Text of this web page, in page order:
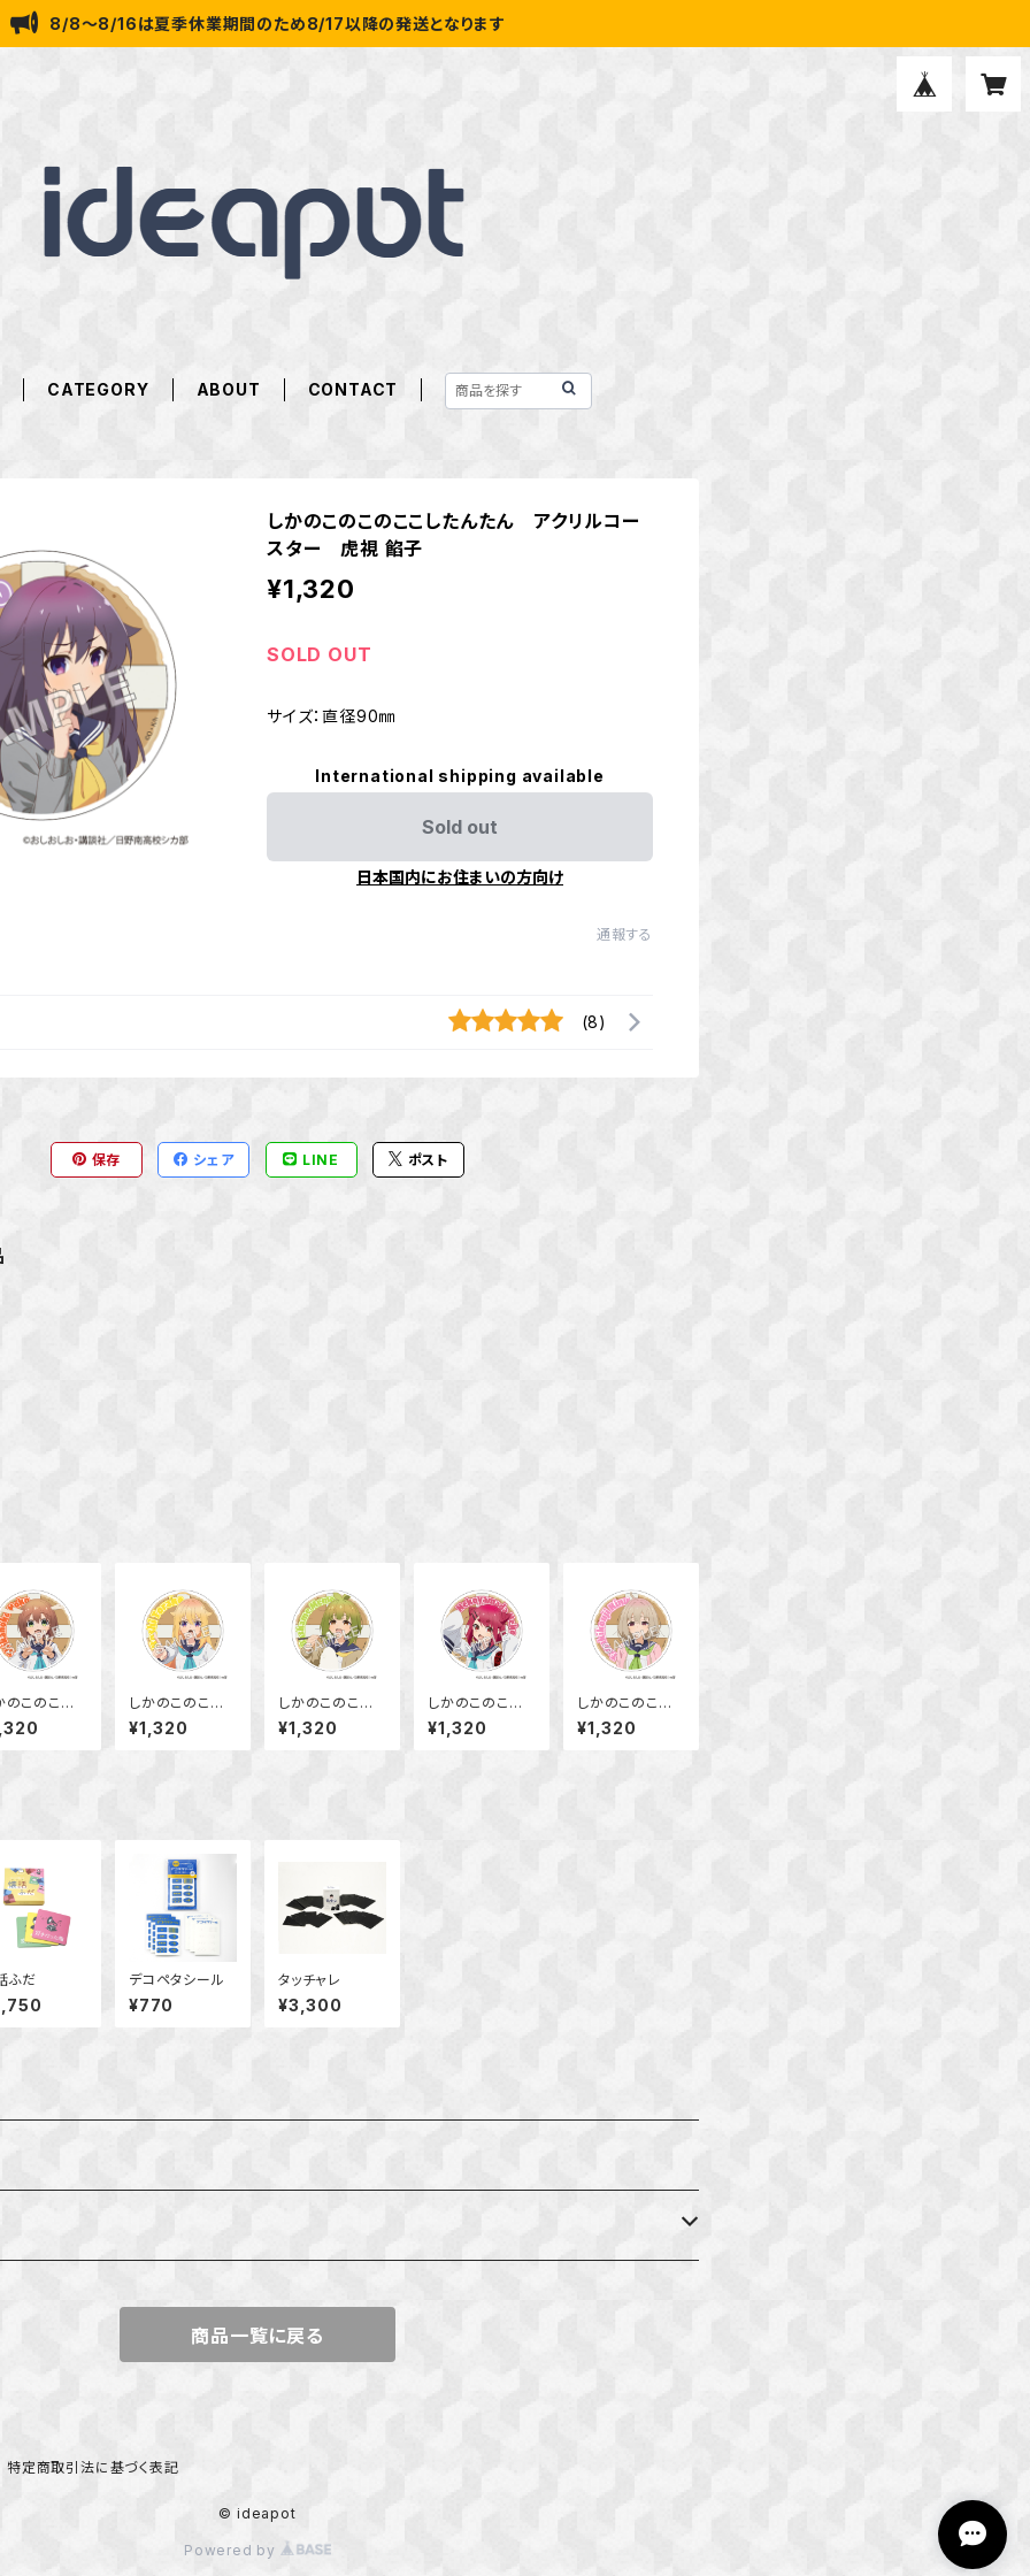
8/8～8/16は夏季休業期間のため8/17以降の発送となります
CATEGORY ABOUT CONTACT
しかのこのこのここしたんたん アクリルコー
スター 虎視 餡子
¥1,320
SOLD OUT
サイズ：直径90㎜
International shipping available
Sold out
日本国内にお住まいの方向け
通報する
(8)
保存 シェア LINE ポスト
のこのこの
したんたん
リルコースタ
乃子 のこ
しかのこのこの
ここしたんたん
アクリルコースタ
ー 虎視 虎子
¥1,320
しかのこのこの
ここしたんたん
アクリルコースタ
ー 馬車芽 めめ
¥1,320
しかのこのこの
ここしたんたん
アクリルコースタ
ー 猫山田 根子
¥1,320
しかのこのこの
ここしたんたん
アクリルコースタ
ー 狸小路 絹
¥1,320
ふだ デコペタシール
¥770
タッチャレ
¥3,300
商品一覧に戻る
特定商取引法に基づく表記
© ideapot
Powered by